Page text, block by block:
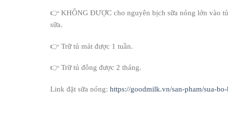
👉 KHÔNG ĐƯỢC cho nguyên bịch sữa nóng lớn vào
sữa.
👉 Trữ tủ mát được 1 tuần.
👉 Trữ tủ đông được 2 tháng.
Link đặt sữa nóng: https://goodmilk.vn/san-pham/sua-